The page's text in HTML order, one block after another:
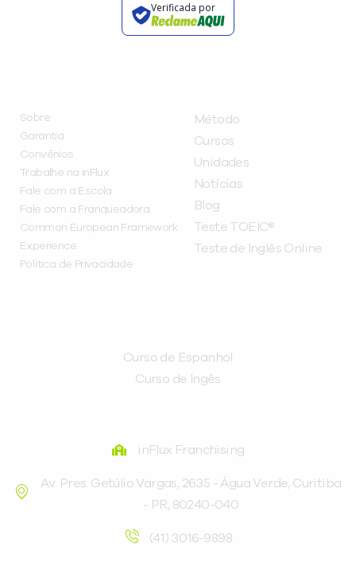
Verificada por
Sobre
Garantia
Convênios
Trabalhe na inFlux
Fale com a Escola
Fale com a Franqueadora
Common European Framework
Experience
Política de Privacidade
Método
Cursos
Unidades
Notícias
Blog
Teste TOEIC®
Teste de Inglês Online
Curso de Espanhol
Curso de Ingês
inFlux Franchising
Av. Pres. Getúlio Vargas, 2635 - Água Verde, Curitiba
- PR, 80240-040
(41) 3016-9898